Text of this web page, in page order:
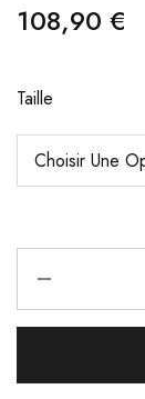
108,90 €
Taille